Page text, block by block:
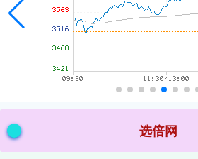
选倍网